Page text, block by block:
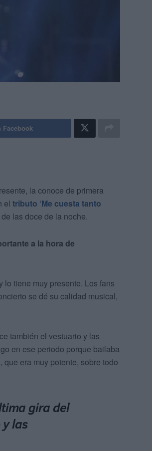
Facebook
la conoce de primera
el tributo ‘Me cuesta tanto
las doce de la noche.
a la hora de
lo tiene muy presente. Los fans
se dé su calidad musical,
también el vestuario y las
en ese periodo porque bailaba
era muy potente, sobre todo
gira del
las